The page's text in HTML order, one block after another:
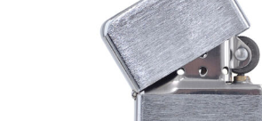
Reistassensets
Weekendtassen